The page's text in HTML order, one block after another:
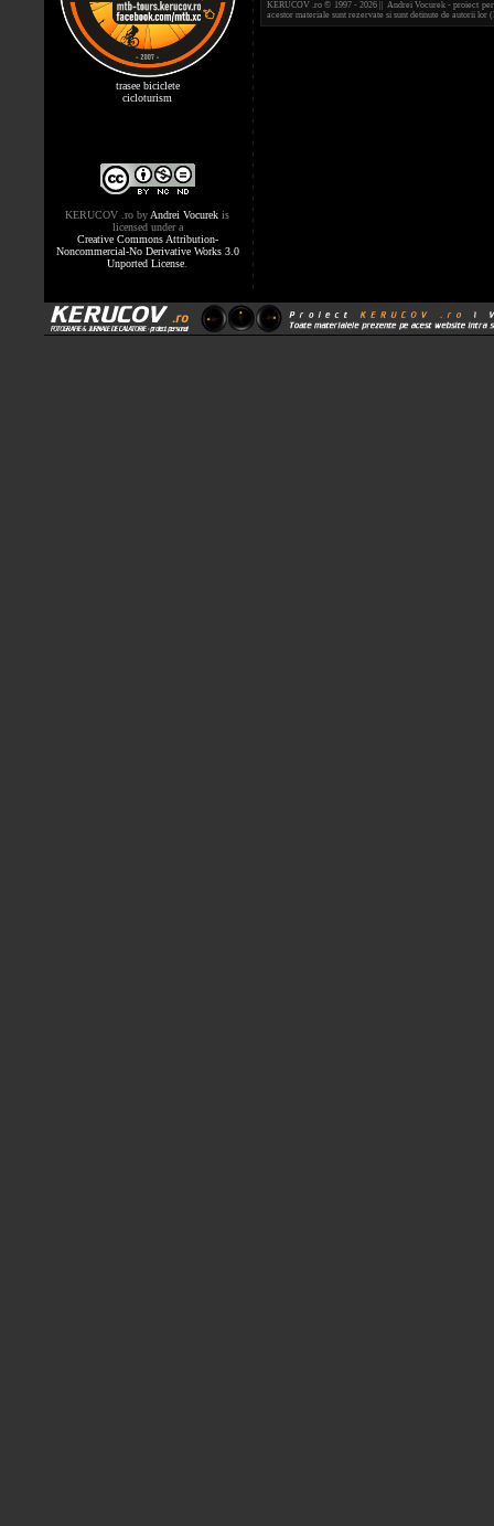
trasee biciclete
cicloturism
KERUCOV .ro by Andrei Vocurek is
licensed under a
Creative Commons Attribution-
Noncommercial-No Derivative Works 3.0
Unported License
KERUCOV .ro © 1997 - 2026 || Andrei Vocurek - proiect
acestor materiale sunt rezervate si sunt detinute de autorii